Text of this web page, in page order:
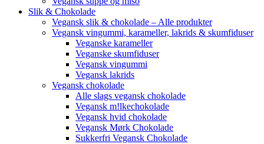
Slik & Chokolade
Vegansk slik & chokolade – Alle produkter
Vegansk vingummi, karameller, lakrids & skumfiduser
Veganske karameller
Veganske skumfiduser
Vegansk vingummi
Vegansk lakrids
Vegansk chokolade
Alle slags vegansk chokolade
Vegansk m!lkechokolade
Vegansk hvid chokolade
Vegansk Mørk Chokolade
Sukkerfri Vegansk Chokolade